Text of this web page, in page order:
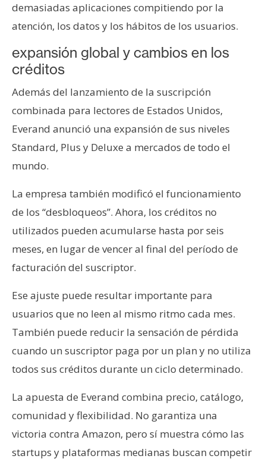
demasiadas aplicaciones compitiendo por la
atención, los datos y los hábitos de los usuarios.
expansión global y cambios en los
créditos
Además del lanzamiento de la suscripción
combinada para lectores de Estados Unidos,
Everand anunció una expansión de sus niveles
Standard, Plus y Deluxe a mercados de todo el
mundo.
La empresa también modificó el funcionamiento
de los “desbloqueos”. Ahora, los créditos no
utilizados pueden acumularse hasta por seis
meses, en lugar de vencer al final del período de
facturación del suscriptor.
Ese ajuste puede resultar importante para
usuarios que no leen al mismo ritmo cada mes.
También puede reducir la sensación de pérdida
cuando un suscriptor paga por un plan y no utiliza
todos sus créditos durante un ciclo determinado.
La apuesta de Everand combina precio, catálogo,
comunidad y flexibilidad. No garantiza una
victoria contra Amazon, pero sí muestra cómo las
startups y plataformas medianas buscan competir